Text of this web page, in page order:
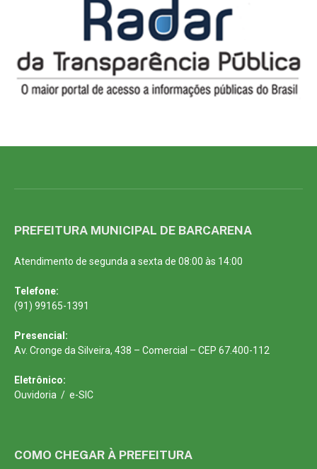
PREFEITURA MUNICIPAL DE BARCARENA
Atendimento de segunda a sexta de 08:00 às 14:00
Telefone:
(91) 99165-1391
Presencial:
Av. Cronge da Silveira, 438 – Comercial – CEP 67.400-112
Eletrônico:
Ouvidoria / e-SIC
COMO CHEGAR À PREFEITURA